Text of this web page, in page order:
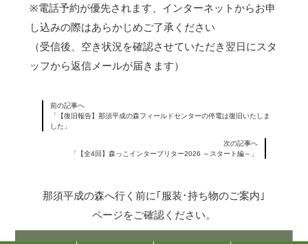
※電話予約が優先されます、インターネットからお申
し込みの際はあらかじめご了承ください
（受信後、空き状況を確認させていただき翌日にスタ
ッフから返信メールが届きます）
前の記事へ
「【復旧報告】那須平成の森フィールドセンターの停電は復旧いたしま
した」
次の記事へ
「【全4回】森っこインタープリター2026 ～スタート編～」
那須平成の森へ行く前に｢服装･持ち物のご案内｣
ページをご確認ください。